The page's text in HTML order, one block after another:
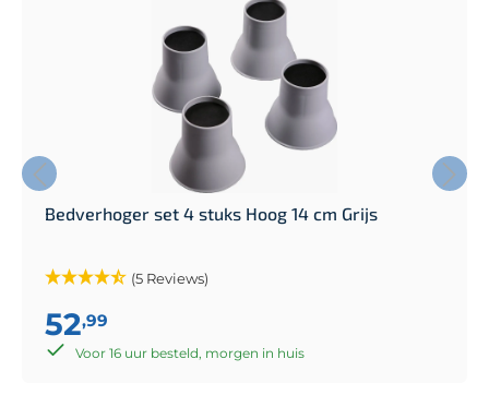
Bedverhoger set 4 stuks Hoog 14 cm Grijs
(5 Reviews)
52,99
Voor 16 uur besteld, morgen in huis